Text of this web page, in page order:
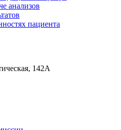
анализов
пациента
142А